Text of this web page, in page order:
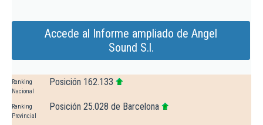
Accede al Informe ampliado de Angel
Sound S.l.
Ranking
Nacional
Posición 162.133
Ranking
Provincial
Posición 25.028 de Barcelona